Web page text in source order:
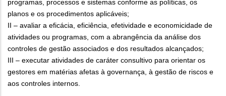
programas, processos e sistemas conforme as políticas, os
planos e os procedimentos aplicáveis;
II – avaliar a eficácia, eficiência, efetividade e economicidade de
atividades ou programas, com a abrangência da análise dos
controles de gestão associados e dos resultados alcançados;
III – executar atividades de caráter consultivo para orientar os
gestores em matérias afetas à governança, à gestão de riscos e
aos controles internos.